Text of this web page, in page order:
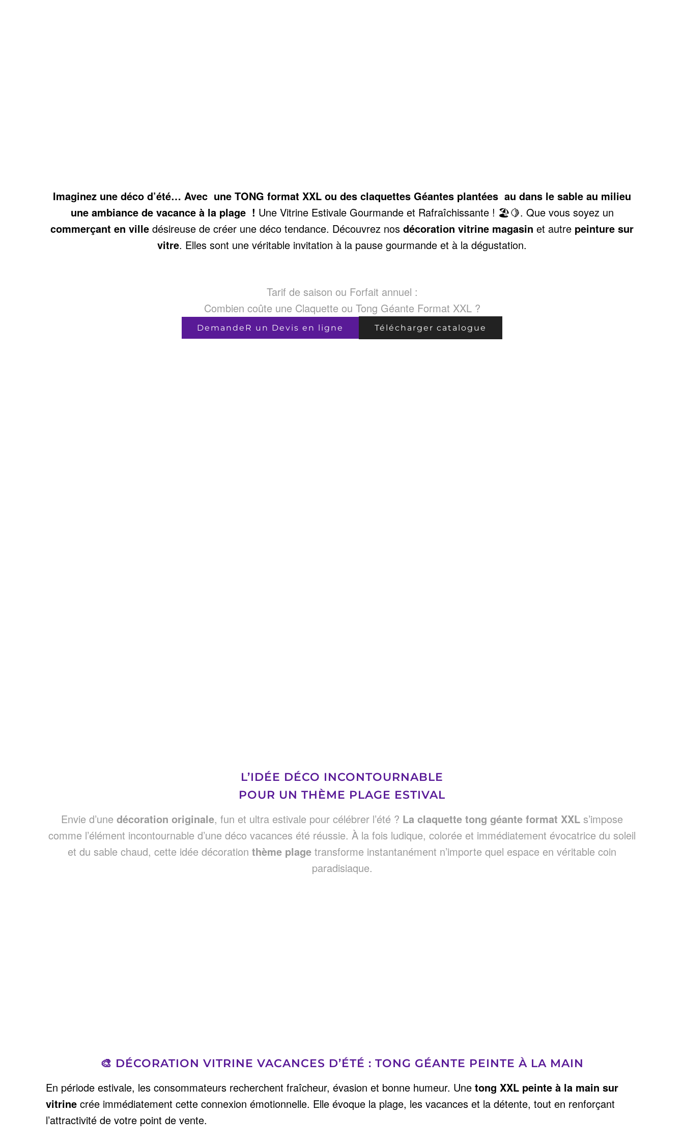
Imaginez une déco d’été… Avec une TONG format XXL ou des claquettes Géantes plantées au dans le sable au milieu
une ambiance de vacance à la plage ! Une Vitrine Estivale Gourmande et Rafraîchissante ! 🏖️🍋. Que vous soyez un
commerçant en ville désireuse de créer une déco tendance. Découvrez nos décoration vitrine magasin et autre peinture sur
vitre. Elles sont une véritable invitation à la pause gourmande et à la dégustation.
Tarif de saison ou Forfait annuel :
Combien coûte une Claquette ou Tong Géante Format XXL ?
DemandeR un Devis en ligne Télécharger catalogue
L’IDÉE DÉCO INCONTOURNABLE
POUR UN THÈME PLAGE ESTIVAL
Envie d’une décoration originale, fun et ultra estivale pour célébrer l’été ? La claquette tong géante format XXL s’impose
comme l’élément incontournable d’une déco vacances été réussie. À la fois ludique, colorée et immédiatement évocatrice du soleil
et du sable chaud, cette idée décoration thème plage transforme instantanément n’importe quel espace en véritable coin
paradisiaque.
🎨 DÉCORATION VITRINE VACANCES D’ÉTÉ : TONG GÉANTE PEINTE À LA MAIN
En période estivale, les consommateurs recherchent fraîcheur, évasion et bonne humeur. Une tong XXL peinte à la main sur
vitrine crée immédiatement cette connexion émotionnelle. Elle évoque la plage, les vacances et la détente, tout en renforçant
l’attractivité de votre point de vente.